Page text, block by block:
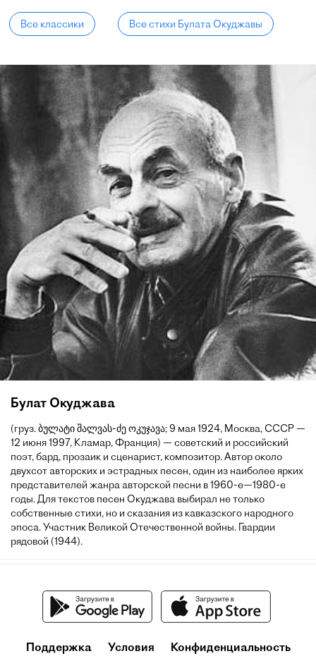
Все классики Все стихи Булата Окуджавы
Булат Окуджава
(груз. ბულატი შალვას-ძე ოკუჯავა; 9 мая 1924, Москва, СССР —
12 июня 1997, Кламар, Франция) — советский и российский
поэт, бард, прозаик и сценарист, композитор. Автор около
двухсот авторских и эстрадных песен, один из наиболее ярких
представителей жанра авторской песни в 1960-е—1980-е
годы. Для текстов песен Окуджава выбирал не только
собственные стихи, но и сказания из кавказского народного
эпоса. Участник Великой Отечественной войны. Гвардии
рядовой (1944).
Поддержка Условия Конфиденциальность